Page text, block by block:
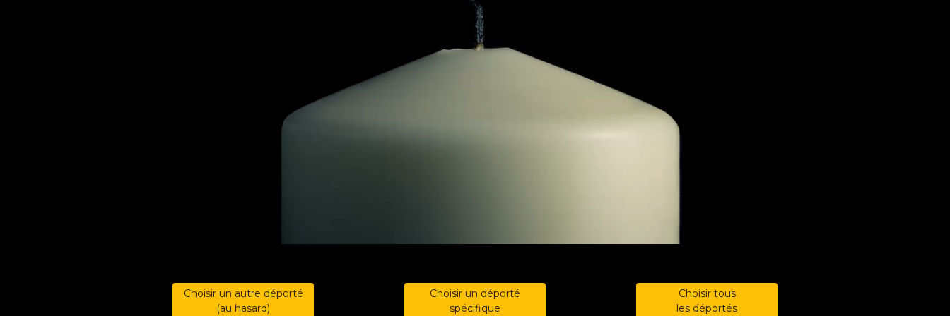
Choisir un autre déporté
(au hasard)
Choisir un déporté
spécifique
Choisir tous
les déportés